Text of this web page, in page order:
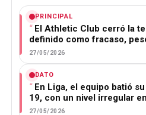
PRINCIPAL
El Athletic Club cerró la
definido como fracaso,
27/05/2026
DATO
En Liga, el equipo batió
19, con un nivel irregular
27/05/2026